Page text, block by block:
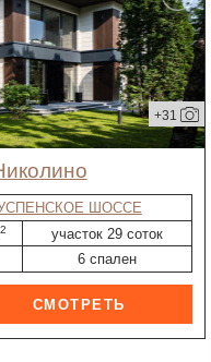
+31
ШОССЕ
2
участок 29 соток
6 спален